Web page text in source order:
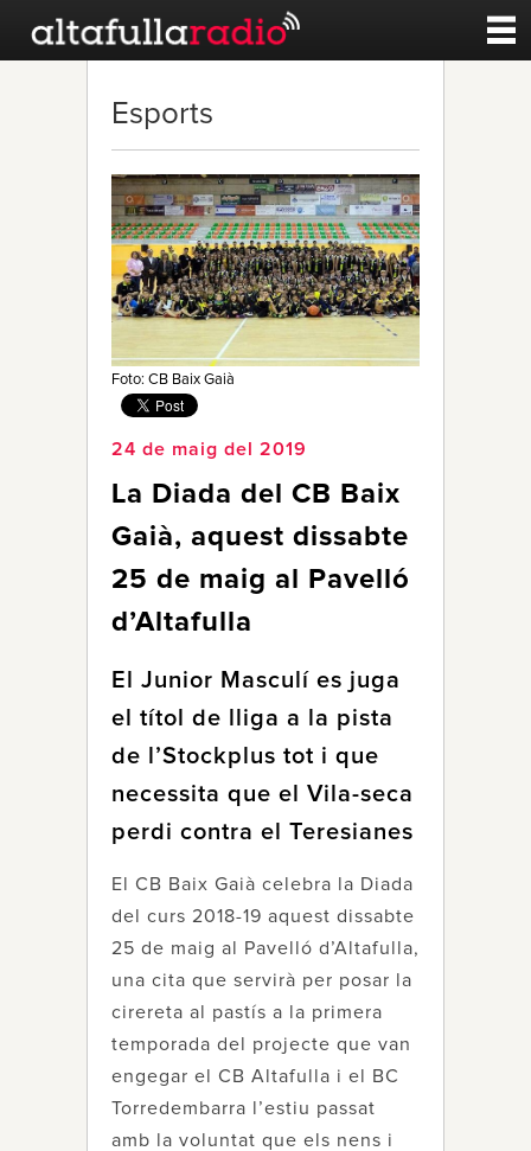
Esports
Noticies
Qui Som
Esports
Foto: CB Baix Gaià
24 de maig del 2019
La Diada del CB Baix
Gaià, aquest dissabte
25 de maig al Pavelló
d’Altafulla
El Junior Masculí es juga
el títol de lliga a la pista
de l’Stockplus tot i que
necessita que el Vila-seca
perdi contra el Teresianes
El CB Baix Gaià celebra la Diada
del curs 2018-19 aquest dissabte
25 de maig al Pavelló d’Altafulla,
una cita que servirà per posar la
cirereta al pastís a la primera
temporada del projecte que van
engegar el CB Altafulla i el BC
Torredembarra l’estiu passat
amb la voluntat que els nens i